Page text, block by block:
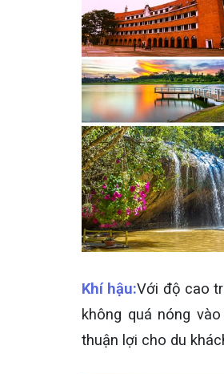
Khí hậu:Với độ cao
không quá nóng
thuận lợi cho du